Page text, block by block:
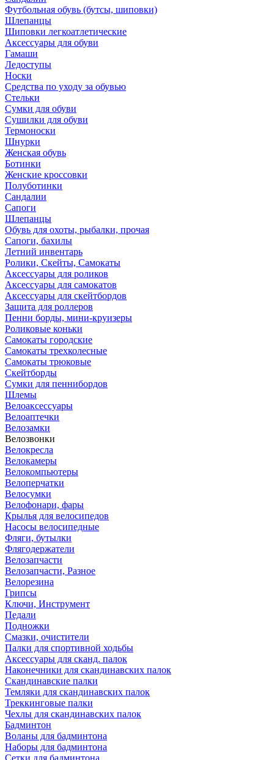
Футбольная обувь (бутсы, шиповки)
Шлепанцы
Шиповки легкоатлетические
Аксессуары для обуви
Гамаши
Ледоступы
Носки
Средства по уходу за обувью
Стельки
Сумки для обуви
Сушилки для обуви
Термоноски
Шнурки
Женская обувь
Ботинки
Женские кроссовки
Полуботинки
Сандалии
Сапоги
Шлепанцы
Обувь для охоты, рыбалки, прочая
Сапоги, бахилы
Летний инвентарь
Ролики, Скейты, Самокаты
Аксессуары для роликов
Аксессуары для самокатов
Аксессуары для скейтбордов
Защита для роллеров
Пенни борды, мини-круизеры
Роликовые коньки
Самокаты городские
Самокаты трехколесные
Самокаты трюковые
Скейтборды
Сумки для пеннибордов
Шлемы
Велоаксессуары
Велоаптечки
Велозамки
Велозвонки
Велокресла
Велокамеры
Велокомпьютеры
Велоперчатки
Велосумки
Велофонари, фары
Крылья для велосипедов
Насосы велосипедные
Фляги, бутылки
Флягодержатели
Велозапчасти
Велозапчасти, Разное
Велорезина
Грипсы
Ключи, Инструмент
Педали
Подножки
Смазки, очистители
Палки для спортивной ходьбы
Аксессуары для сканд. палок
Наконечники для скандинавских палок
Скандинавские палки
Темляки для скандинавских палок
Треккинговые палки
Чехлы для скандинавских палок
Бадминтон
Воланы для бадминтона
Наборы для бадминтона
Сетки для бадминтона